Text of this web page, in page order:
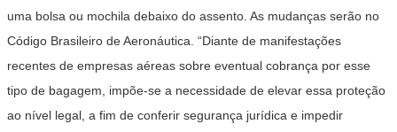
uma bolsa ou mochila debaixo do assento. As mudanças serão no
Código Brasileiro de Aeronáutica. “Diante de manifestações
recentes de empresas aéreas sobre eventual cobrança por esse
tipo de bagagem, impõe-se a necessidade de elevar essa proteção
ao nível legal, a fim de conferir segurança jurídica e impedir